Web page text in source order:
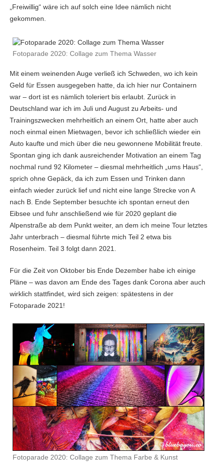
„Freiwillig“ wäre ich auf solch eine Idee nämlich nicht
gekommen.
Fotoparade 2020: Collage zum Thema Wasser
Mit einem weinenden Auge verließ ich Schweden, wo ich kein
Geld für Essen ausgegeben hatte, da ich hier nur Containern
war – dort ist es nämlich toleriert bis erlaubt. Zurück in
Deutschland war ich im Juli und August zu Arbeits- und
Trainingszwecken mehrheitlich an einem Ort, hatte aber auch
noch einmal einen Mietwagen, bevor ich schließlich wieder ein
Auto kaufte und mich über die neu gewonnene Mobilität freute.
Spontan ging ich dank ausreichender Motivation an einem Tag
nochmal rund 92 Kilometer – diesmal mehrheitlich „ums Haus“,
sprich ohne Gepäck, da ich zum Essen und Trinken dann
einfach wieder zurück lief und nicht eine lange Strecke von A
nach B. Ende September besuchte ich spontan erneut den
Eibsee und fuhr anschließend wie für 2020 geplant die
Alpenstraße ab dem Punkt weiter, an dem ich meine Tour letztes
Jahr unterbrach – diesmal führte mich Teil 2 etwa bis
Rosenheim. Teil 3 folgt dann 2021.
Für die Zeit von Oktober bis Ende Dezember habe ich einige
Pläne – was davon am Ende des Tages dank Corona aber auch
wirklich stattfindet, wird sich zeigen: spätestens in der
Fotoparade 2021!
Fotoparade 2020: Collage zum Thema Farbe & Kunst